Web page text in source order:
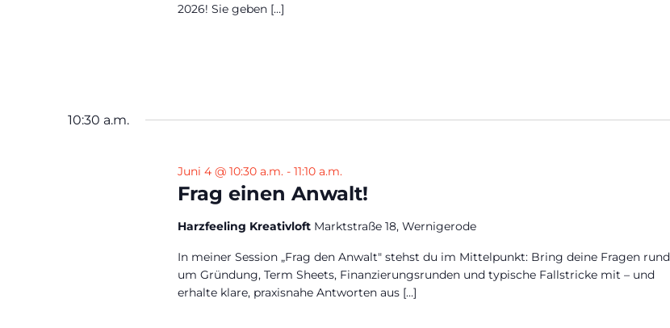
2026! Sie geben […]
10:30 a.m.
Frag einen Anwalt!
Juni 4 @ 10:30 a.m.- 11:10 a.m.
Harzfeeling Kreativloft Marktstraße 18, Wernigerode
In meiner Session „Frag den Anwalt" stehst du im Mittelpunkt: Bring deine Fragen rund
um Gründung, Term Sheets, Finanzierungsrunden und typische Fallstricke mit – und
erhalte klare, praxisnahe Antworten aus […]